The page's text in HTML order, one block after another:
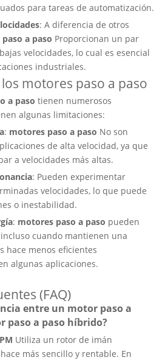
para tareas de automatización.
: A diferencia de otros
a paso Proporcionan un par
velocidades, lo cual es esencial
industriales.
motores paso a paso
a paso tienen numerosos
algunas limitaciones:
: motores paso a paso No son
de alta velocidad, ya que
a velocidades más altas.
: Pueden experimentar
velocidades, lo que puede
o inestabilidad.
: motores paso a paso pueden
cuando mantienen una
hace menos eficientes
algunas aplicaciones.
(FAQ)
entre un motor paso a
paso a paso híbrido?
Utiliza un rotor de imán
más sencillo y rentable. En